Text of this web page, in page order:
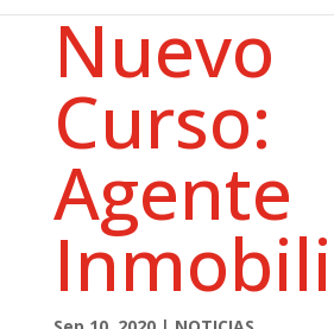
Nuevo
Curso:
Agente